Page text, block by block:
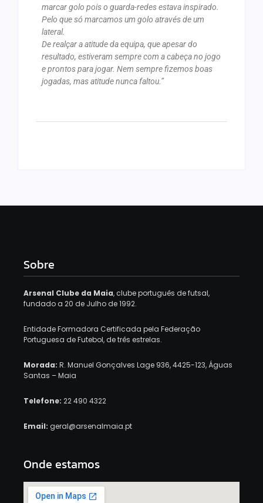
marcar golo pois o guarda-redes estava inspirado.
Pelo que só marcamos um golo através de um
lateral.
De realçar a atitude da equipa, que apesar do
resultado, estiveram sempre com a cabeça no jogo
e prontos para jogar. Nem sempre fizemos boas
jogadas, mas atitude nunca faltou.”
Sobre
Arsenal Clube da Maia, clube português de futsal,
fundado a 20 de Julho de 1992.
Entidade Formadora Certificada pela Federação
Portuguesa de Futebol, de três estrelas.
Morada: R. Manuel Gonçalves Lage 936, 4425-123, Águas
Santas – Maia
Telefone: 22 490 4322
Email: geral@arsenalmaia.pt
Onde estamos